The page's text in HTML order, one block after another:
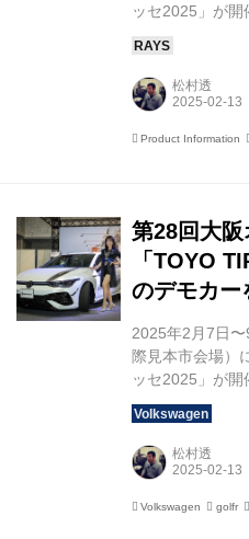
ッセ2025」が開
で、全国で3番
るインテックス
なバルーンとメ
者を出迎えてく
松村透
Product Information
第28回大阪
「TOYO
のデモカー
2025年2月7日〜
際⾒本市会場）
ッセ2025」が開
展示車両台数
イト（東京都）
で、全国で3番
るインテックス
ベントです。 1
松村透
Volkswagen golfr